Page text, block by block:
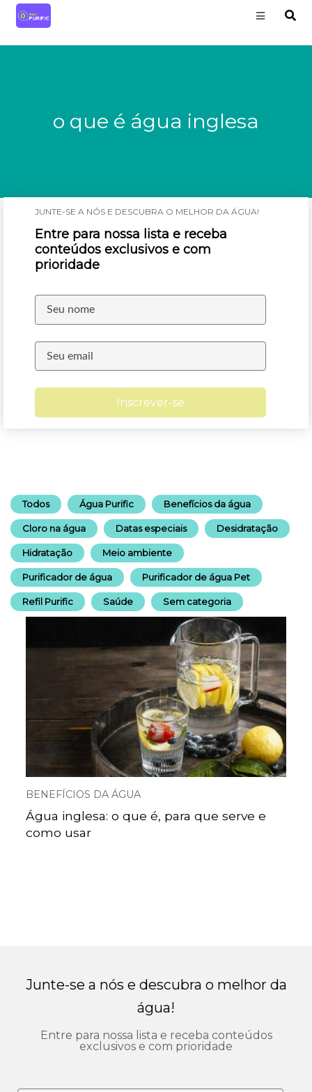
o que é água inglesa
JUNTE-SE A NÓS E DESCUBRA O MELHOR DA ÁGUA!
Entre para nossa lista e receba
conteúdos exclusivos e com
prioridade
Inscrever-se
Todos Água Purific Benefícios da água
Cloro na água Datas especiais Desidratação
Hidratação Meio ambiente
Purificador de água Purificador de água Pet
Refil Purific Saúde Sem categoria
BENEFÍCIOS DA ÁGUA
Água inglesa: o que é, para que serve e
como usar
Junte-se a nós e descubra o melhor da
água!
Entre para nossa lista e receba conteúdos
exclusivos e com prioridade